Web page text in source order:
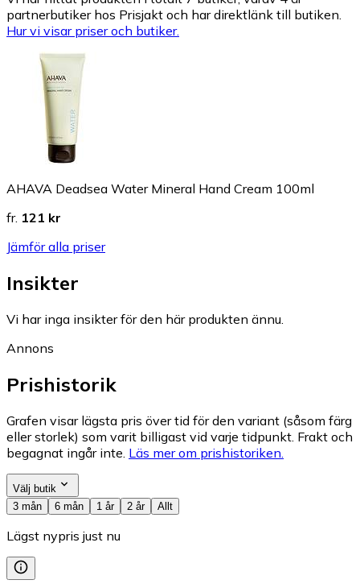
partnerbutiker hos Prisjakt och har direktlänk till butiken.
Hur vi visar priser och butiker.
AHAVA Deadsea Water Mineral Hand Cream 100ml
fr. 121 kr
Jämför alla priser
Insikter
Vi har inga insikter för den här produkten ännu.
Annons
Prishistorik
Grafen visar lägsta pris över tid för den variant (såsom färg
eller storlek) som varit billigast vid varje tidpunkt. Frakt och
begagnat ingår inte. Läs mer om prishistoriken.
Välj butik
3 mån
6 mån 1 år 2 år Allt
Lägst nypris just nu